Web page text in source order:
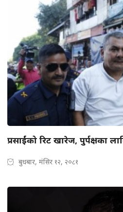
प्रसाईंको रिट खारेज, पुर्पक्षका
बुधबार, मंसिर १२, २०८१